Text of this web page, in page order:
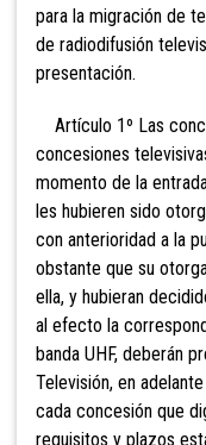
para la migración de
de radiodifusión
presentación.
Artículo 1º Las
concesiones
momento de la
les hubieren sido
con anterioridad a la
obstante que su
ella, y hubieran
al efecto la
banda UHF, deberán
Televisión, en
cada concesión que
requisitos y plazos